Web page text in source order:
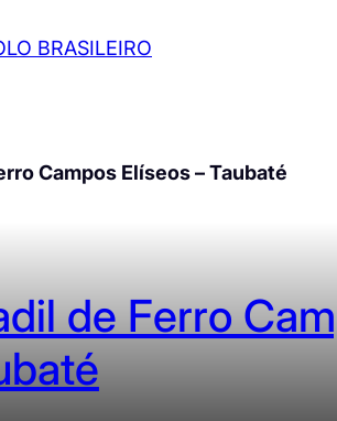
Campos Elíseos – Taubaté
de Ferro